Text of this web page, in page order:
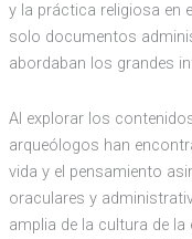
y la práctica religiosa en
solo documentos
abordaban los grandes
Al explorar los
arqueólogos han
vida y el pensamiento
oraculares y
amplia de la cultura de